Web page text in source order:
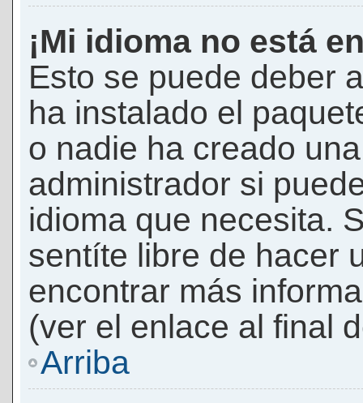
¡Mi idioma no está
Esto se puede deber
ha instalado el
o nadie ha creado
administrador si
idioma que necesita.
sentíte libre de hacer
encontrar más
(ver el enlace al final
Arriba